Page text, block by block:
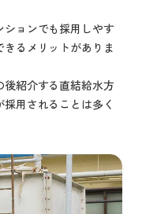
ョンでも採用しやす
るメリットがありま
後紹介する直結給水方
用されることは多く